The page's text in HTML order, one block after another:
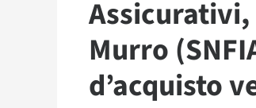
Murro
d’acquisto